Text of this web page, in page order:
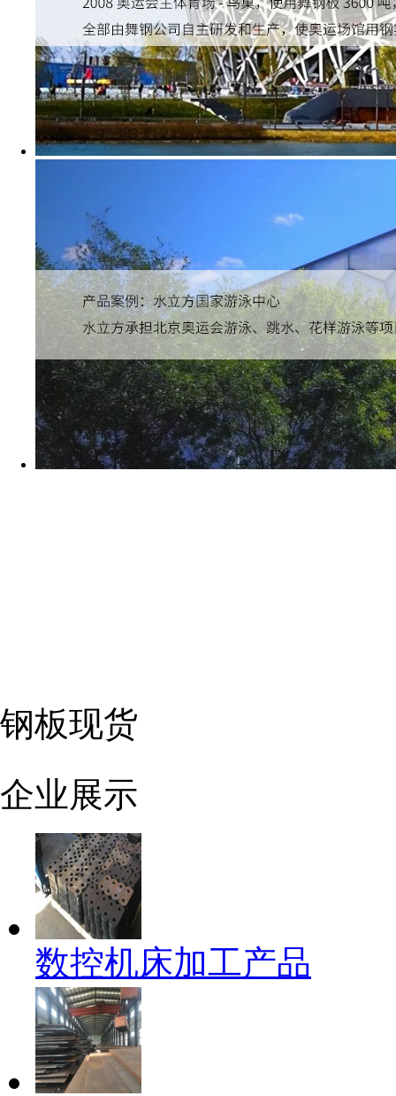
钢板现货
企业展示
数控机床加工产品